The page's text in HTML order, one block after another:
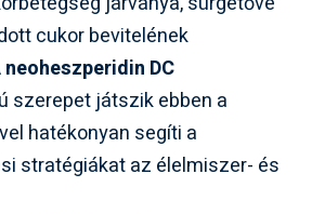
cukor bevitelének
neoheszperidin DC
szerepet játszik ebben a
hatékonyan segíti a
stratégiákat az élelmiszer- és